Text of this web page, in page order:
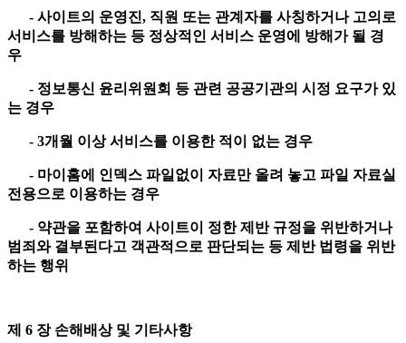
- 사이트의 운영진, 직원 또는 관계자를 사칭하거나 고의로
서비스를 방해하는 등 정상적인 서비스 운영에 방해가 될 경
우
- 정보통신 윤리위원회 등 관련 공공기관의 시정 요구가 있
는 경우
- 3개월 이상 서비스를 이용한 적이 없는 경우
- 마이홈에 인덱스 파일없이 자료만 올려 놓고 파일 자료실
전용으로 이용하는 경우
- 약관을 포함하여 사이트이 정한 제반 규정을 위반하거나
범죄와 결부된다고 객관적으로 판단되는 등 제반 법령을 위반
하는 행위
제 6 장 손해배상 및 기타사항